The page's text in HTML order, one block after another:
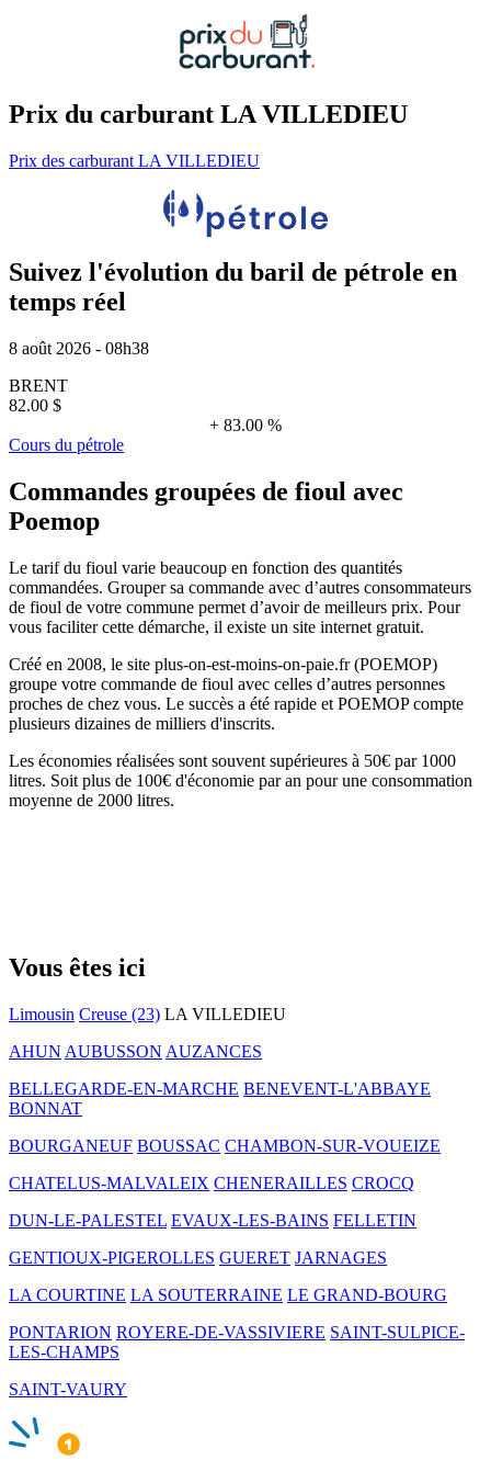
Prix du carburant LA VILLEDIEU
Prix des carburant LA VILLEDIEU
Suivez l'évolution du baril de pétrole en
temps réel
8 août 2026 - 08h38
BRENT
82.00 $
+ 83.00 %
Cours du pétrole
Commandes groupées de fioul avec
Poemop
Le tarif du fioul varie beaucoup en fonction des quantités
commandées. Grouper sa commande avec d’autres consommateurs
de fioul de votre commune permet d’avoir de meilleurs prix. Pour
vous faciliter cette démarche, il existe un site internet gratuit.
Créé en 2008, le site plus-on-est-moins-on-paie.fr (POEMOP)
groupe votre commande de fioul avec celles d’autres personnes
proches de chez vous. Le succès a été rapide et POEMOP compte
plusieurs dizaines de milliers d'inscrits.
Les économies réalisées sont souvent supérieures à 50€ par 1000
litres. Soit plus de 100€ d'économie par an pour une consommation
moyenne de 2000 litres.
Vous êtes ici
Limousin Creuse (23) LA VILLEDIEU
AHUN AUBUSSON AUZANCES
BELLEGARDE-EN-MARCHE BENEVENT-L'ABBAYE
BONNAT
BOURGANEUF BOUSSAC CHAMBON-SUR-VOUEIZE
CHATELUS-MALVALEIX CHENERAILLES CROCQ
DUN-LE-PALESTEL EVAUX-LES-BAINS FELLETIN
GENTIOUX-PIGEROLLES GUERET JARNAGES
LA COURTINE LA SOUTERRAINE LE GRAND-BOURG
PONTARION ROYERE-DE-VASSIVIERE SAINT-SULPICE-
LES-CHAMPS
SAINT-VAURY